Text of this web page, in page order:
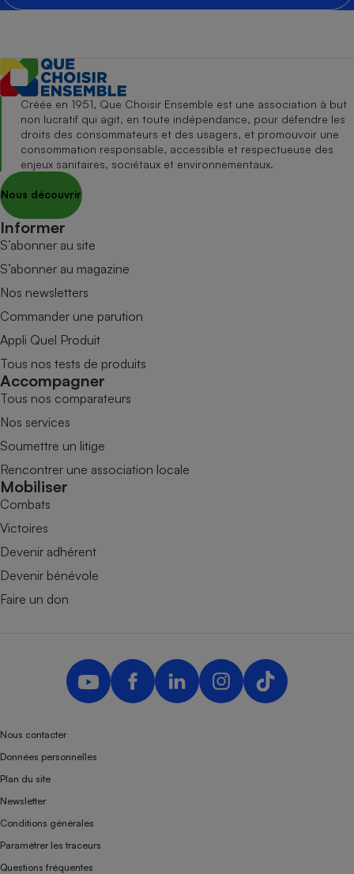
Créée en 1951, Que Choisir Ensemble est une association à but
non lucratif qui agit, en toute indépendance, pour défendre les
droits des consommateurs et des usagers, et promouvoir une
consommation responsable, accessible et respectueuse des
enjeux sanitaires, sociétaux et environnementaux.
Nous découvrir
Informer
S’abonner au site
S’abonner au magazine
Nos newsletters
Commander une parution
Appli Quel Produit
Tous nos tests de produits
Accompagner
Tous nos comparateurs
Nos services
Soumettre un litige
Rencontrer une association locale
Mobiliser
Combats
Victoires
Devenir adhérent
Devenir bénévole
Faire un don
Nous contacter
Données personnelles
Plan du site
Newsletter
Conditions générales
Paramétrer les traceurs
Questions fréquentes